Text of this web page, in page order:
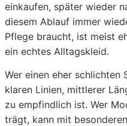
einkaufen, später wieder
diesem Ablauf immer
Pflege braucht, ist meist
ein echtes Alltagskleid.
Wer einen eher
klaren Linien, mittlerer
zu empfindlich ist. Wer
trägt, kann mit